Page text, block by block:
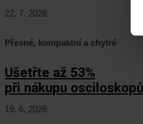
22. 7. 2026
Přesné, kompaktní a chytré
Ušetřte až 53%
při nákupu
19. 6. 2026